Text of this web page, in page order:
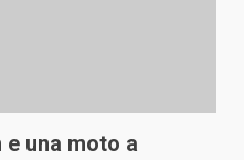
una moto a